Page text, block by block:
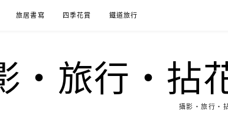
旅居書寫 四季花賞 鐵道旅行
‧旅行‧拈
攝影‧旅行‧